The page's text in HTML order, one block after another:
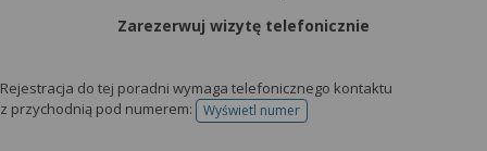
Zarezerwuj wizytę telefonicznie
Rejestracja do tej poradni wymaga telefonicznego kontaktu
z przychodnią pod numerem:
Wyświetl numertelefonu do rejestracji